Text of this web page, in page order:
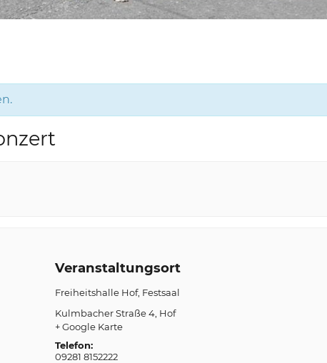
Veranstaltungsort
Freiheitshalle Hof, Festsaal
Kulmbacher Straße 4 Hof
+ Google Karte
Telefon:
09281 8152222